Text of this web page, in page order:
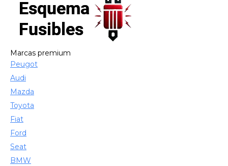
Marcas premium
Peugot
Audi
Mazda
Toyota
Fiat
Ford
Seat
BMW